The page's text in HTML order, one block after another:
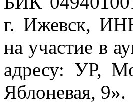
г. Ижевск,
на участие в
адресу: УР,
Яблоневая, 9».